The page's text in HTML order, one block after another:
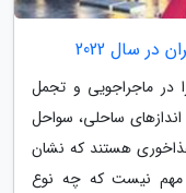
سال 2022
ماجراجویی و تجمل
ساحلی، سواحل
هستند که نشان
مهم نیست که چه نوع